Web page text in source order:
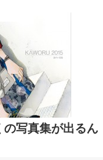
写真集が出るん